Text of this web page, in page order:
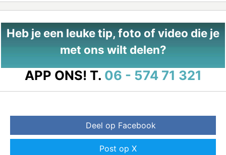
Heb je een leuke tip, foto of video die je
met ons wilt delen?
APP ONS! T. 06 - 574 71 321
Deel op Facebook
Post op X